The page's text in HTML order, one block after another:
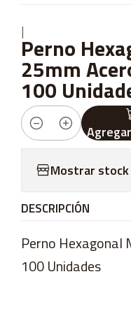
|
Perno
25mm
100
Cantidad
Mostrar stock
DESCRIPCIÓN
Perno Hexagonal
100 Unidades